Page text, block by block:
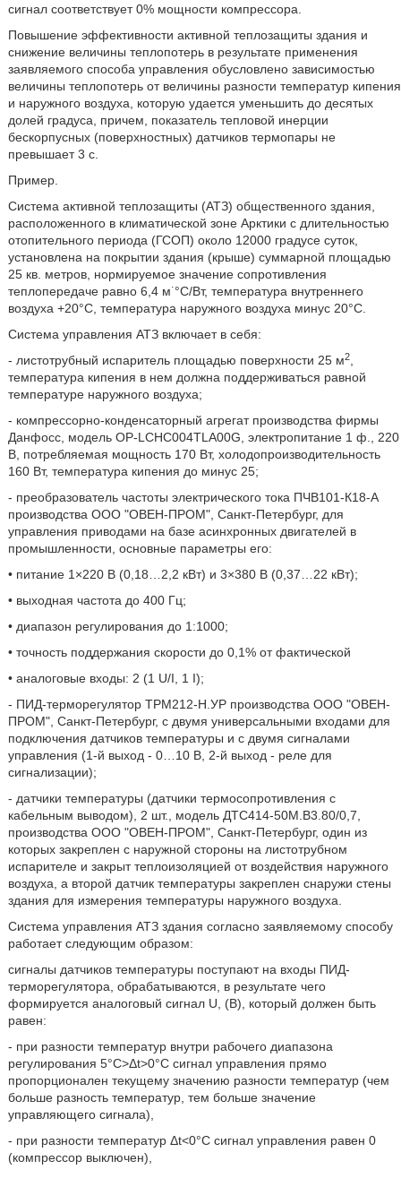
сигнал соответствует 0% мощности компрессора.
Повышение эффективности активной теплозащиты здания и
снижение величины теплопотерь в результате применения
заявляемого способа управления обусловлено зависимостью
величины теплопотерь от величины разности температур кипения
и наружного воздуха, которую удается уменьшить до десятых
долей градуса, причем, показатель тепловой инерции
бескорпусных (поверхностных) датчиков термопары не
превышает 3 с.
Пример.
Система активной теплозащиты (АТЗ) общественного здания,
расположенного в климатической зоне Арктики с длительностью
отопительного периода (ГСОП) около 12000 градусе суток,
установлена на покрытии здания (крыше) суммарной площадью
25 кв. метров, нормируемое значение сопротивления
теплопередаче равно 6,4 м⋅°С/Вт, температура внутреннего
воздуха +20°С, температура наружного воздуха минус 20°С.
Система управления АТЗ включает в себя:
- листотрубный испаритель площадью поверхности 25 м2,
температура кипения в нем должна поддерживаться равной
температуре наружного воздуха;
- компрессорно-конденсаторный агрегат производства фирмы
Данфосс, модель OP-LCHC004TLA00G, электропитание 1 ф., 220
В, потребляемая мощность 170 Вт, холодопроизводительность
160 Вт, температура кипения до минус 25;
- преобразователь частоты электрического тока ПЧВ101-К18-А
производства ООО "ОВЕН-ПРОМ", Санкт-Петербург, для
управления приводами на базе асинхронных двигателей в
промышленности, основные параметры его:
• питание 1×220 В (0,18…2,2 кВт) и 3×380 В (0,37…22 кВт);
• выходная частота до 400 Гц;
• диапазон регулирования до 1:1000;
• точность поддержания скорости до 0,1% от фактической
• аналоговые входы: 2 (1 U/I, 1 I);
- ПИД-терморегулятор ТРМ212-Н.УР производства ООО "ОВЕН-
ПРОМ", Санкт-Петербург, с двумя универсальными входами для
подключения датчиков температуры и с двумя сигналами
управления (1-й выход - 0…10 В, 2-й выход - реле для
сигнализации);
- датчики температуры (датчики термосопротивления с
кабельным выводом), 2 шт., модель ДТС414-50М.В3.80/0,7,
производства ООО "ОВЕН-ПРОМ", Санкт-Петербург, один из
которых закреплен с наружной стороны на листотрубном
испарителе и закрыт теплоизоляцией от воздействия наружного
воздуха, а второй датчик температуры закреплен снаружи стены
здания для измерения температуры наружного воздуха.
Система управления АТЗ здания согласно заявляемому способу
работает следующим образом:
сигналы датчиков температуры поступают на входы ПИД-
терморегулятора, обрабатываются, в результате чего
формируется аналоговый сигнал U, (В), который должен быть
равен:
- при разности температур внутри рабочего диапазона
регулирования 5°С>Δt>0°С сигнал управления прямо
пропорционален текущему значению разности температур (чем
больше разность температур, тем больше значение
управляющего сигнала),
- при разности температур Δt<0°C сигнал управления равен 0
(компрессор выключен),